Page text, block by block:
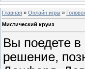
Главная » Онлайн игры »
Мистический круиз
Вы поедете в
решение,